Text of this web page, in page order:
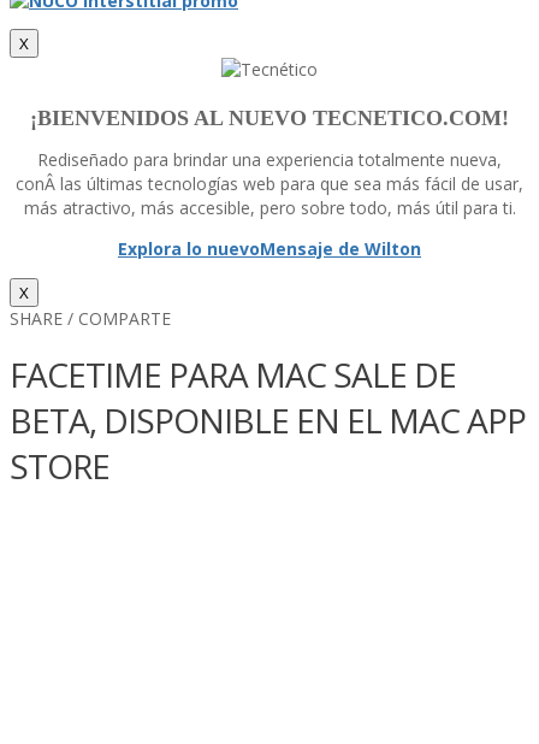
X
¡BIENVENIDOS AL NUEVO TECNETICO.COM!
Rediseñado para brindar una experiencia totalmente nueva,
conÂ las últimas tecnologí­as web para que sea más fácil de usar,
más atractivo, más accesible, pero sobre todo, más útil para ti.
Explora lo nuevoMensaje de Wilton
X
SHARE / COMPARTE
FACETIME PARA MAC SALE DE
BETA, DISPONIBLE EN EL MAC APP
STORE